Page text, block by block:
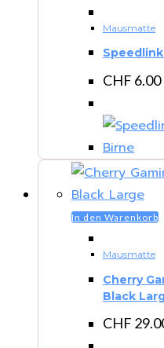
Mausmatte
CHF 6.00
In den Warenkorb
Mausmatte
Cherry
Black
CHF